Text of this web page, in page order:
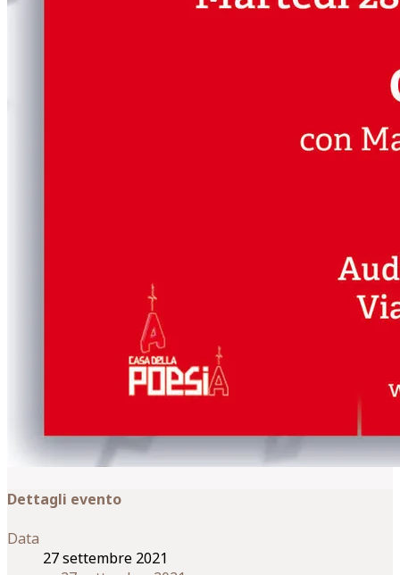
Dettagli evento
Data
27 settembre 2021